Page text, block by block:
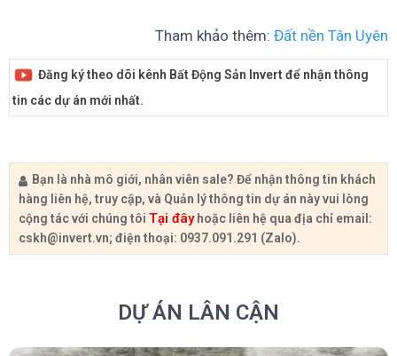
Tham khảo thêm: Đất nền Tân Uyên
Đăng ký theo dõi kênh Bất Động Sản Invert để nhận thông
tin các dự án mới nhất.
Bạn là nhà mô giới, nhân viên sale? Để nhận thông tin khách
hàng liên hệ, truy cập, và Quản lý thông tin dự án này vui lòng
cộng tác với chúng tôi Tại đâyhoặc liên hệ qua địa chỉ email:
cskh@invert.vn; điện thoại: 0937.091.291 (Zalo).
DỰ ÁN LÂN CẬN